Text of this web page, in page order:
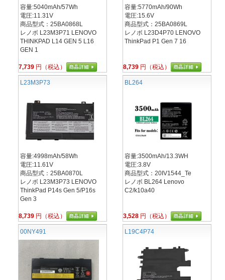
容量:5040mAh/57Wh
電圧:11.31V
商品型式：25BA0868L
レノボ L23M3P71 LENOVO
THINKPAD L14 GEN 5 L16
GEN 1
7,739 円（税込）
容量:5770mAh/90Wh
電圧:15.6V
商品型式：25BA0869L
レノボ L23D4P70 LENOVO
ThinkPad P1 Gen 7 16
8,739 円（税込）
L23M3P73
容量:4998mAh/58Wh
電圧:11.61V
商品型式：25BA0870L
レノボ L23M3P73 LENOVO
ThinkPad P14s Gen 5/P16s
Gen 3
8,739 円（税込）
BL264
容量:3500mAh/13.3WH
電圧:3.8V
商品型式：20IV1544_Te
レノボ BL264 Lenovo
C2/k10a40
3,528 円（税込）
00NY491 L19C4P74